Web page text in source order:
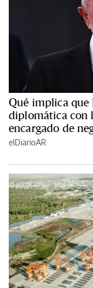
Qué implica que
diplomática con
encargado de
elDiarioAR